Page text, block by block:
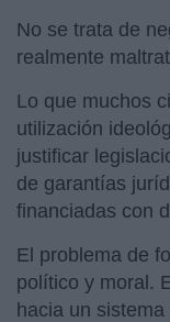
No se trata de
realmente
Lo que muchos
utilización
justificar
de garantías
financiadas con
El problema de
político y moral.
hacia un